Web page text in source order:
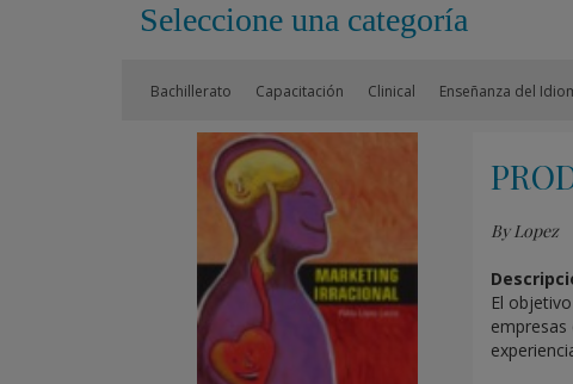
Seleccione una categoría
Bachillerato Capacitación Clinical Enseñanza del
By Lopez
El